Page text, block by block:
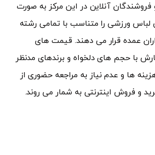
آنلاین در این مرکز به صورت
لباس ورزشی را متناسب با تمامی رشته
عمده قرار می دهند. قیمت های
با حجم های دلخواه و برندهای مدنظر
ها و عدم نیاز به مراجعه حضوری از
و فروش اینترنتی به شمار می روند.